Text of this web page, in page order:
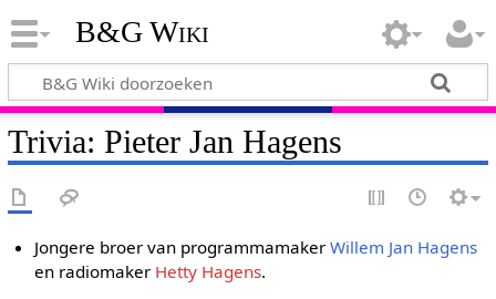
B&G Wiki
Trivia: Pieter Jan Hagens
Jongere broer van programmamakerWillem Jan Hagens
en radiomaker Hetty Hagens.